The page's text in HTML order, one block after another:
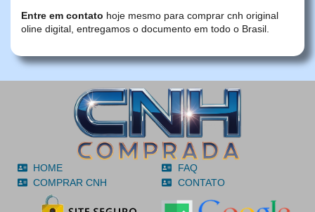
Entre em contato hoje mesmo para comprar cnh original
oline digital, entregamos o documento em todo o Brasil.
HOME
COMPRAR CNH
FAQ
CONTATO